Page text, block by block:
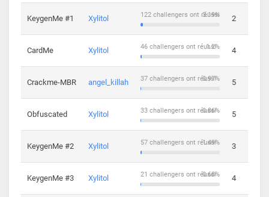
KeygenMe #1 Xylitol 3.19%
122 challengers ont réussi 2
CardMe Xylitol 1.2%
46 challengers ont réussi 4
Crackme-MBR angel_killah 0.97%
37 challengers ont réussi 5
Obfuscated Xylitol 0.86%
33 challengers ont réussi 5
KeygenMe #2 Xylitol 1.49%
57 challengers ont réussi 3
KeygenMe #3 Xylitol 0.68%
21 challengers ont réussi 4